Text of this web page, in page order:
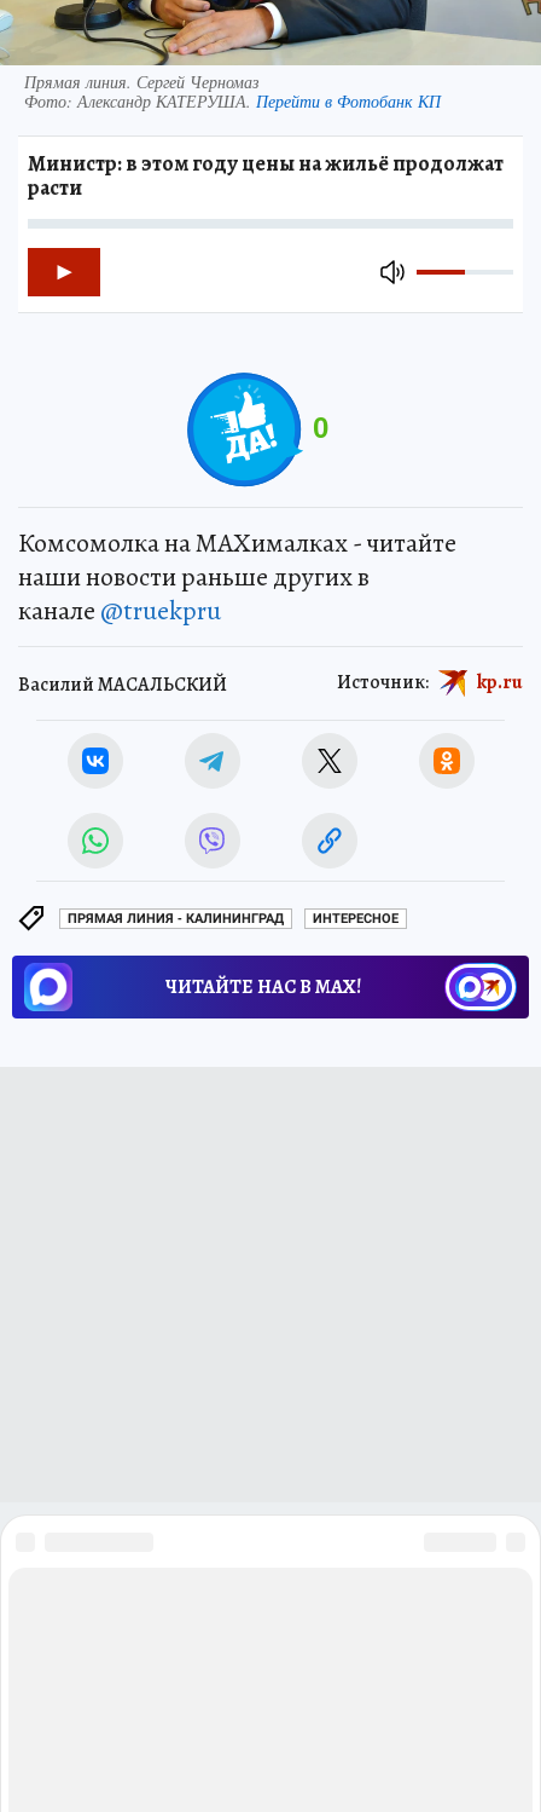
Прямая линия. Сергей Черномаз
Фото:Александр КАТЕРУША. Перейти в Фотобанк КП
Министр: в этом году цены на жильё продолжат
расти
0
Комсомолка на MAXималках - читайте
наши новости раньше других в
канале @truekpru
Василий МАСАЛЬСКИЙ Источник: kp.ru
ПРЯМАЯ ЛИНИЯ - КАЛИНИНГРАД ИНТЕРЕСНОЕ
ЧИТАЙТЕ НАС В МАХ!